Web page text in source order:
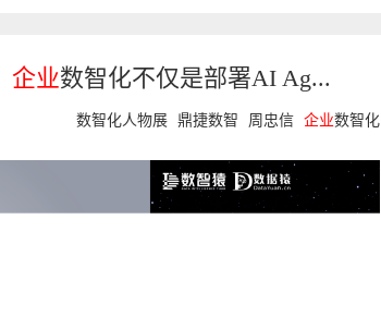
企业数智化不仅是部署AI Ag...
数智化人物展 鼎捷数智 周忠信 企业数智化